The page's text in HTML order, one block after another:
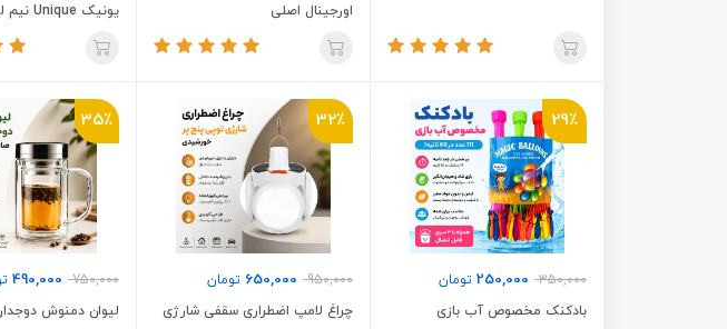
اورجینال اصلی
یونیک Unique نیم لیتری
29٪
350,000
250,000 تومان
بادکنک مخصوص آب بازی
32٪
950,000
650,000 تومان
چراغ لامپ اضطراری سقفی شارژی
35٪
750,000
490,000
لیوان دمنوش